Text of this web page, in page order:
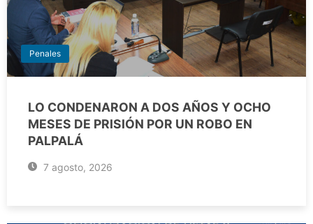
Penales
LO CONDENARON A DOS AÑOS Y OCHO
MESES DE PRISIÓN POR UN ROBO EN
PALPALÁ
7 agosto, 2026